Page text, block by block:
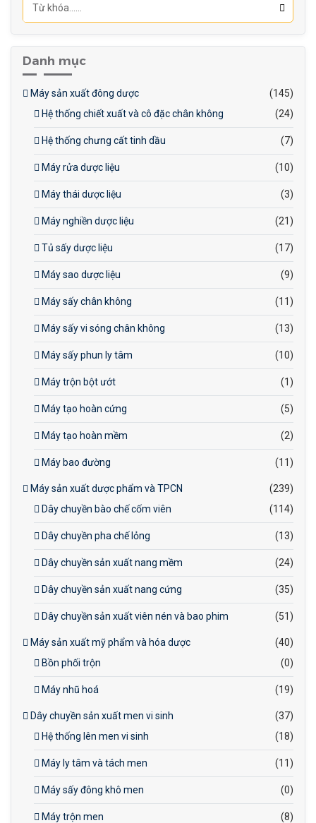
Danh mục
Máy sản xuất đông dược
(145)
Hệ thống chiết xuất và cô đặc chân không
(24)
Hệ thống chưng cất tinh dầu (7)
Máy rửa dược liệu (10)
Máy thái dược liệu (3)
Máy nghiền dược liệu (21)
Tủ sấy dược liệu (17)
Máy sao dược liệu (9)
Máy sấy chân không (11)
Máy sấy vi sóng chân không (13)
Máy sấy phun ly tâm (10)
Máy trộn bột ướt (1)
Máy tạo hoàn cứng (5)
Máy tạo hoàn mềm (2)
Máy bao đường (11)
Máy sản xuất dược phẩm và TPCN
(239)
Dây chuyền bào chế cốm viên
(114)
Dây chuyền pha chế lỏng (13)
Dây chuyền sản xuất nang mềm (24)
Dây chuyền sản xuất nang cứng (35)
Dây chuyền sản xuất viên nén và bao phim (51)
Máy sản xuất mỹ phẩm và hóa dược
(40)
Bồn phối trộn
(0)
Máy nhũ hoá (19)
Dây chuyền sản xuất men vi sinh
(37)
Hệ thống lên men vi sinh
(18)
Máy ly tâm và tách men (11)
Máy sấy đông khô men (0)
Máy trộn men (8)